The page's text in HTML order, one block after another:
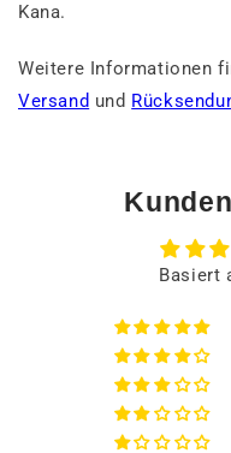
Kana.
Weitere Informationen
Versand und
Basiert